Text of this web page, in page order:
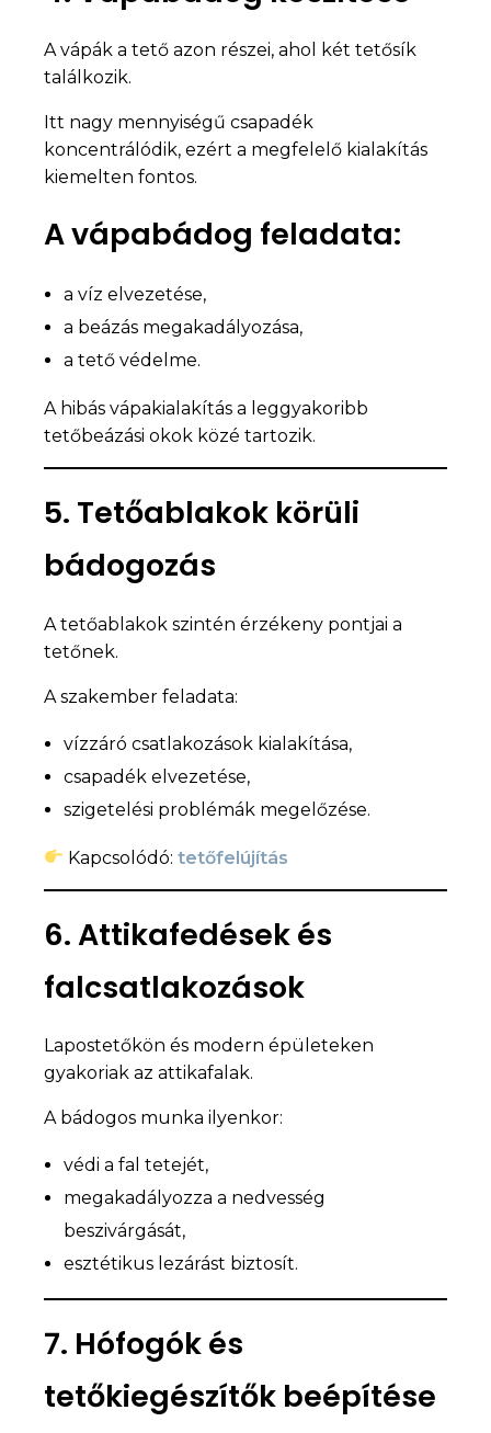
A vápák a tető azon részei, ahol két tetősík
találkozik.
Itt nagy mennyiségű csapadék
koncentrálódik, ezért a megfelelő kialakítás
kiemelten fontos.
A vápabádog feladata:
a víz elvezetése,
a beázás megakadályozása,
a tető védelme.
A hibás vápakialakítás a leggyakoribb
tetőbeázási okok közé tartozik.
5. Tetőablakok körüli
bádogozás
A tetőablakok szintén érzékeny pontjai a
tetőnek.
A szakember feladata:
vízzáró csatlakozások kialakítása,
csapadék elvezetése,
szigetelési problémák megelőzése.
Kapcsolódó:tetőfelújítás
6. Attikafedések és
falcsatlakozások
Lapostetőkön és modern épületeken
gyakoriak az attikafalak.
A bádogos munka ilyenkor:
védi a fal tetejét,
megakadályozza a nedvesség
beszivárgását,
esztétikus lezárást biztosít.
7. Hófogók és
tetőkiegészítők beépítése